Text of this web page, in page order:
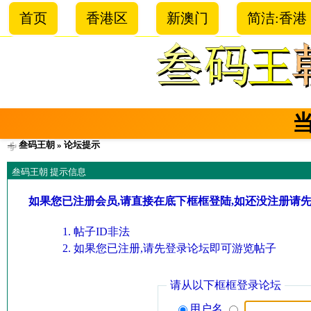
首页 香港区 新澳门 简洁:香港
叁码王朝 » 论坛提示
叁码王朝 提示信息
如果您已注册会员,请直接在底下框框登陆,如还没注册请
帖子ID非法
如果您已注册,请先登录论坛即可游览帖子
请从以下框框登录论坛
用户名